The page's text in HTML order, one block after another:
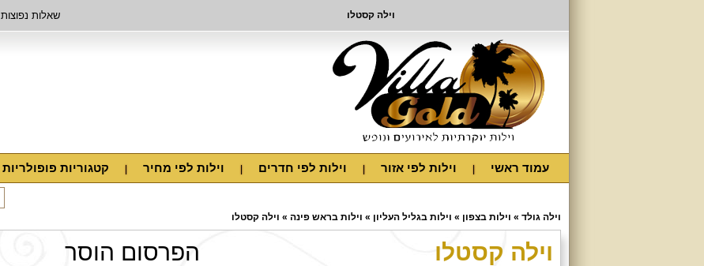
וילה קסטלו שאלות נפוצות
עמוד ראשי וילות לפי אזור וילות לפי חדרים וילות לפי מחיר קטגוריות פופולריות
וילה גולד » וילות בצפון » וילות בגליל העליון » וילות בראש פינה » וילה קסטלו
הפרסום הוסר וילה קסטלו